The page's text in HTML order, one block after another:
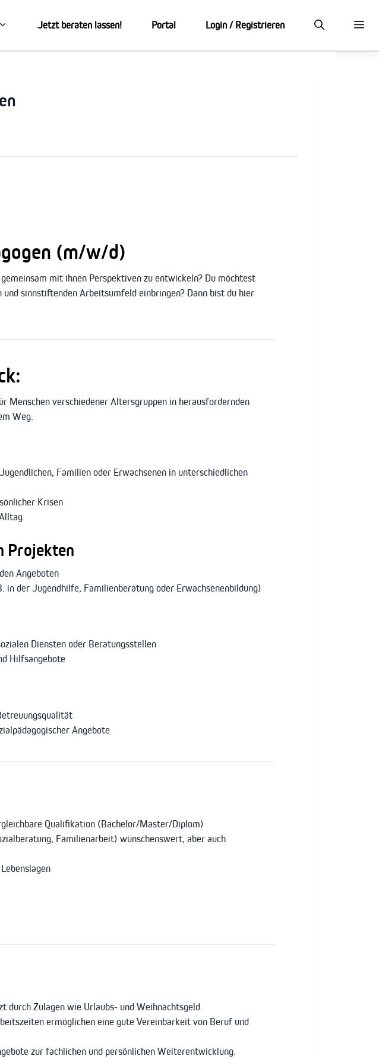
Jetzt beraten lassen! Portal Login / Registrieren
(m/w/d)
mit ihnen Perspektiven zu entwickeln? Du möchtest
sinnstiftenden Arbeitsumfeld einbringen? Dann bist du hier
Menschen verschiedener Altersgruppen in herausfordernden
Weg.
Familien oder Erwachsenen in unterschiedlichen
Krisen
Projekten
Angeboten
in der Jugendhilfe, Familienberatung oder Erwachsenenbildung)
Diensten oder Beratungsstellen
Hilfsangebote
Angebote
Qualifikation (Bachelor/Master/Diplom)
Familienarbeit) wünschenswert, aber auch
durch Zulagen wie Urlaubs- und Weihnachtsgeld.
ermöglichen eine gute Vereinbarkeit von Beruf und
zur fachlichen und persönlichen Weiterentwicklung.